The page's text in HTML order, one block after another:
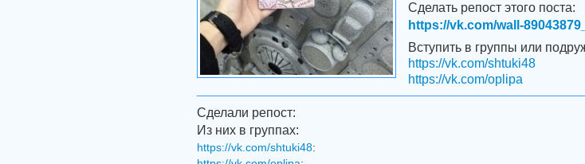
Сделать репост этого поста:
https://vk.com/wall-
Вступить в группы или
https://vk.com/shtuki48
https://vk.com/oplipa
Сделали репост:
Из них в группах:
https://vk.com/shtuki48: